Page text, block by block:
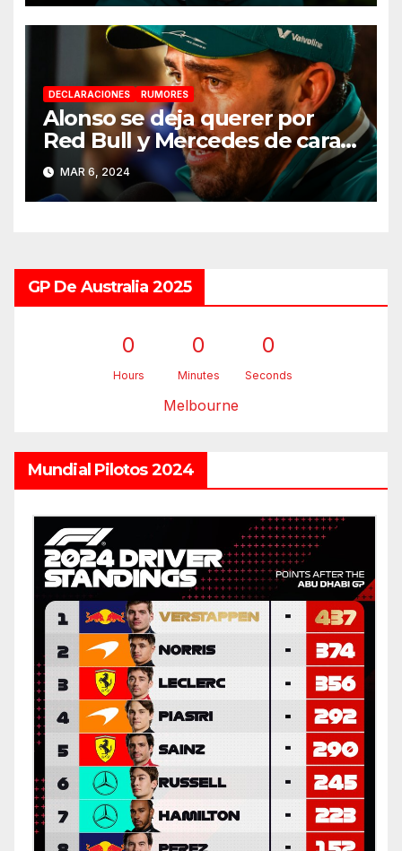
DECLARACIONES RUMORES
Alonso se deja querer por
Red Bull y Mercedes de cara a
2025
MAR 6, 2024
GP De Australia 2025
0
Hours
0
Minutes
0
Seconds
Melbourne
Mundial Pilotos 2024